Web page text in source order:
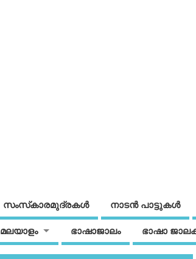
സംസ്‌കാരമുദ്രകള്‍ നാടന്‍ പാട്ടുകള്‍
മലയാളം ഭാഷാജാലം ഭാഷാ